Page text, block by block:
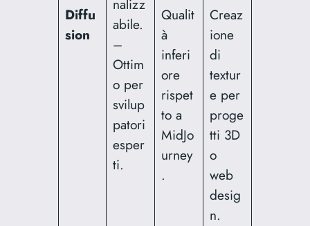
Diffu
sion
nalizz
abile.
–
Ottim
o per
svilup
patori
esper
ti.
Qualit
à
inferi
ore
rispet
to a
MidJo
urney
.
Creaz
ione
di
textur
e per
proge
tti 3D
o
web
desig
n.